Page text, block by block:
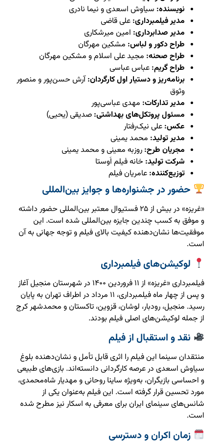
نویسنده: سیاوش اسعدی و نیما نادری
مدیر فیلمبرداری: علی قاضی
مدیر صدابرداری: امین میرشکاری
طراح دکور و لباس: مشکین مهرگان
طراح صحنه: مجید علی اسلام و مشکین مهرگان
طراح گریم: عباس عباسی
برنامه‌ریز و دستیار اول کارگردان:آرش حسن‌پور و منصور
وثوق
مدیر تدارکات: مهدی عباسی‌پور
مسئول پروتکل‌های بهداشتی: صدیقی (یحیی)
عکس: علی نیک‌رفتار
مدیر تولید: محمد یمینی
مجریان طرح: روزبه معینی و محمد یمینی
شرکت تولید: خانه فیلم اَوستا
توزیع‌کننده: عامریان فیلم
حضور در جشنواره‌ها و جوایز بین‌المللی
«غریزه» در بیش از ۲۵ فستیوال معتبر بین‌المللی حضور داشته
و موفق به کسب چندین جایزه بین‌المللی شده است. این
موفقیت‌ها نشان‌دهنده کیفیت بالای فیلم و توجه جهانی به آن
است.
لوکیشن‌های فیلمبرداری
فیلمبرداری «غریزه» از ۱۱ فروردین ۱۴۰۰ در شهرستان منجیل آغاز
و پس از چهار ماه فیلمبرداری، ۱۱ مرداد در اطراف تهران به پایان
رسید. منجیل، رودبار، لوشان، قزوین، تاکستان و محمدشهر کرج
از جمله لوکیشن‌های اصلی فیلم بودند.
نقد و استقبال از فیلم
منتقدان سینما این فیلم را اثری قابل تأمل و نشان‌دهنده بلوغ
سیاوش اسعدی در عرصه کارگردانی دانسته‌اند. بازی‌های طبیعی
و احساسی بازیگران، به‌ویژه ساینا روحانی و مهدیار شاه‌محمدی،
مورد تحسین قرار گرفته است. این فیلم به‌عنوان یکی از
شانس‌های سینمای ایران برای معرفی به اسکار نیز مطرح شده
است.
زمان اکران و دسترسی